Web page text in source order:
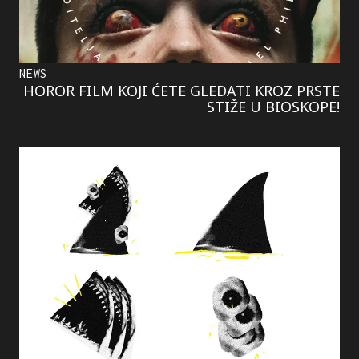
NEWS
HOROR FILM KOJI ĆETE GLEDATI KROZ PRSTE
STIŽE U BIOSKOPE!